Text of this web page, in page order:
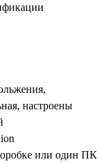
настроены
или один ПК